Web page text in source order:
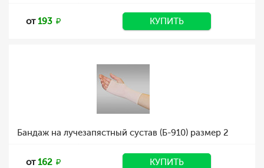
от193 КУПИТЬ
Бандаж на лучезапястный сустав (Б-910) размер 2
от162 КУПИТЬ